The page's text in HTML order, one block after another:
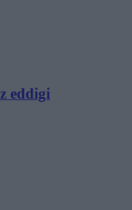
eddigi